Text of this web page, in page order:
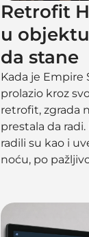
Retrofit
u
da stane
Kada je
prolazio kroz
retrofit, zgrada
prestala da
radili su kao i
noću, po